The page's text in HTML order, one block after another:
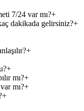
7/24 var mı?+
dakikada gelirsiniz?+
+
+
mı?+
mı?+
+